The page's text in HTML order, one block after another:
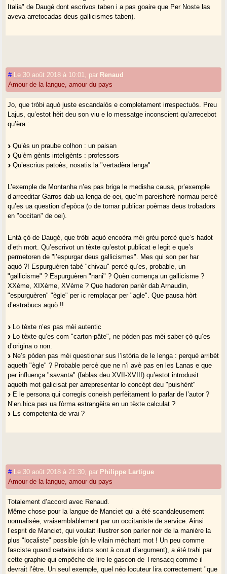
Italia" de Daugé dont escrivos taben i a pas goaire que Per Noste las
aveva arretocadas deus gallicismes taben).
# Le 30 août 2018 à 10:01 par Renaud
Amour de la langue, amour du pays
Jo, que tròbi aquò juste escandalós e completament irrespectuós. Preu
Lajus, qu’estot hèit deu son viu e lo messatge inconscient qu’arrecebot
qu’èra :
Qu’ès un praube colhon : un paisan
Qu’èm gènts inteligènts : professors
Qu’escrius patoès, nosatis la "vertadèra lenga"
L’exemple de Montanha n’es pas briga le medisha causa, pr’exemple
d’arreeditar Garros dab ua lenga de oei, que’m pareisheré normau percè
qu’es ua question d’epòca (o de tornar publicar poèmas deus trobadors
en "occitan" de oei).
Entà çò de Daugé, que tròbi aquò encoèra mèi grèu percè que’s hadot
d’eth mort. Qu’escrivot un tèxte qu’estot publicat e legit e que’s
permetoren de "l’espurgar deus gallicismes". Mes qui son per har
aquò ?! Espurguèren tabé "chivau" percè qu’es, probable, un
"gallicisme" ? Espurguèren "nani" ? Quèn comença un gallicisme ?
XXème, XIXème, XVème ? Que hadoren parièr dab Arnaudin,
"espurguèren" "ègle" per ic remplaçar per "agle". Que pausa hòrt
d’estrabucs aquò !!
Lo tèxte n’es pas mèi autentic
Lo tèxte qu’es com "carton-pâte", ne pòden pas mèi saber çò qu’es
d’origina o non.
Ne’s pòden pas mèi questionar sus l’istòria de le lenga : perqué arribèt
aqueth "ègle" ? Probable percè que ne n’i avè pas en les Lanas e que
per influença "savanta" (fablas deu XVII-XVIII) qu’estot introdusit
aqueth mot galicisat per arrepresentar lo concèpt deu "puishènt"
E le persona qui corregís coneish perfèitament lo parlar de l’autor ?
N’en.hica pas ua fòrma estrangèira en un tèxte calculat ?
Es competenta de vrai ?
# Le 30 août 2018 à 21:30 par Philippe Lartigue
Amour de la langue, amour du pays
Totalement d’accord avec Renaud.
Même chose pour la langue de Manciet qui a été scandaleusement
normalisée, vraisemblablement par un occitaniste de service. Ainsi
l’esprit de Manciet, qui voulait illustrer son parler noir de la manière la
plus "localiste" possible (oh le vilain méchant mot ! Un peu comme
fasciste quand certains idiots sont à court d’argument), a été trahi par
cette graphie qui empêche de lire le gascon de Trensacq comme il
devrait l’être. Un seul exemple, quel néo locuteur lira correctement "que